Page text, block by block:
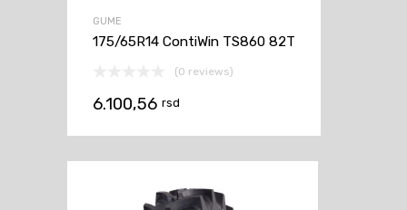
GUME
175/65R14 ContiWin TS860 82T
(0 reviews)
6.100,56 rsd